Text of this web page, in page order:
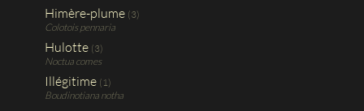
Himère-plume (3)
Colotois pennaria
Hulotte (3)
Noctua comes
Illégitime (1)
Boudinotiana notha